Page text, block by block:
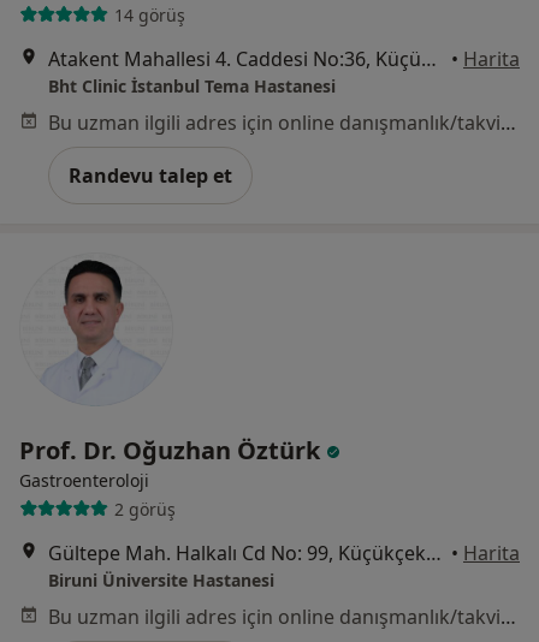
14 görüş
Atakent Mahallesi 4. Caddesi No:36, Küçükçekmece • Harita
Bht Clinic İstanbul Tema Hastanesi
Bu uzman ilgili adres için online danışmanlık/takvim sunmuyor.
Randevu talep et
Prof. Dr. Oğuzhan Öztürk
Gastroenteroloji
2 görüş
Gültepe Mah. Halkalı Cd No: 99, Küçükçekmece • Harita
Biruni Üniversite Hastanesi
Bu uzman ilgili adres için online danışmanlık/takvim sunmuyor.